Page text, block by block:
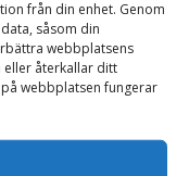
från din enhet. Genom
såsom din
webbplatsens
eller återkallar ditt
webbplatsen fungerar